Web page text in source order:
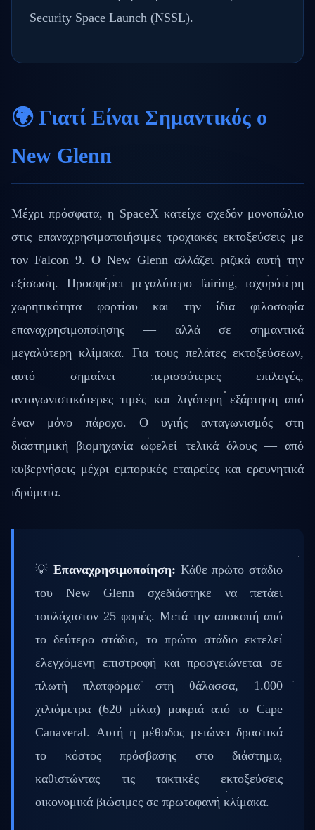
Security Space Launch (NSSL).
🌍 Γιατί Είναι Σημαντικός ο
New Glenn
Μέχρι πρόσφατα, η SpaceX κατείχε σχεδόν μονοπώλιο
στις επαναχρησιμοποιήσιμες τροχιακές εκτοξεύσεις με
τον Falcon 9. Ο New Glenn αλλάζει ριζικά αυτή την
εξίσωση. Προσφέρει μεγαλύτερο fairing, ισχυρότερη
χωρητικότητα φορτίου και την ίδια φιλοσοφία
επαναχρησιμοποίησης — αλλά σε σημαντικά
μεγαλύτερη κλίμακα. Για τους πελάτες εκτοξεύσεων,
αυτό σημαίνει περισσότερες επιλογές,
ανταγωνιστικότερες τιμές και λιγότερη εξάρτηση από
έναν μόνο πάροχο. Ο υγιής ανταγωνισμός στη
διαστημική βιομηχανία ωφελεί τελικά όλους — από
κυβερνήσεις μέχρι εμπορικές εταιρείες και ερευνητικά
ιδρύματα.
💡Επαναχρησιμοποίηση: Κάθε πρώτο στάδιο
του New Glenn σχεδιάστηκε να πετάει
τουλάχιστον 25 φορές. Μετά την αποκοπή από
το δεύτερο στάδιο, το πρώτο στάδιο εκτελεί
ελεγχόμενη επιστροφή και προσγειώνεται σε
πλωτή πλατφόρμα στη θάλασσα, 1.000
χιλιόμετρα (620 μίλια) μακριά από το Cape
Canaveral. Αυτή η μέθοδος μειώνει δραστικά
το κόστος πρόσβασης στο διάστημα,
καθιστώντας τις τακτικές εκτοξεύσεις
οικονομικά βιώσιμες σε πρωτοφανή κλίμακα.